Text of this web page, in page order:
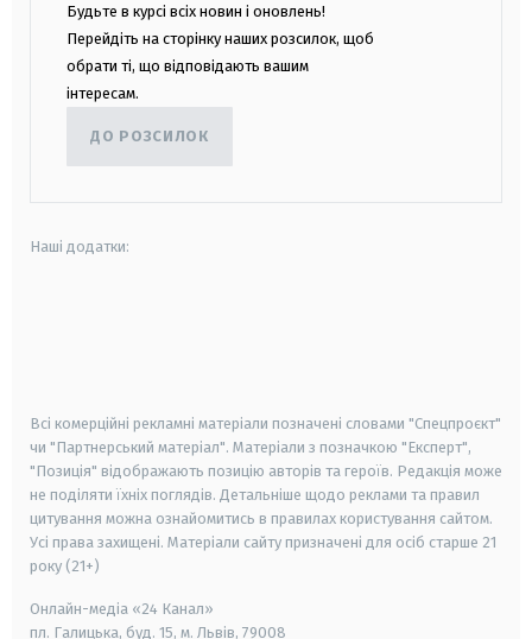
Будьте в курсі всіх новин і оновлень!
Перейдіть на сторінку наших розсилок, щоб
обрати ті, що відповідають вашим
інтересам.
ДО РОЗСИЛОК
Наші додатки:
Всі комерційні рекламні матеріали позначені словами "Спецпроєкт"
чи "Партнерський матеріал". Матеріали з позначкою "Експерт",
"Позиція" відображають позицію авторів та героїв. Редакція може
не поділяти їхніх поглядів. Детальніше щодо реклами та правил
цитування можна ознайомитись в правилах користування сайтом.
Усі права захищені. Матеріали сайту призначені для осіб старше 21
року (21+)
Онлайн-медіа «24 Канал»
пл. Галицька, буд. 15, м. Львів, 79008